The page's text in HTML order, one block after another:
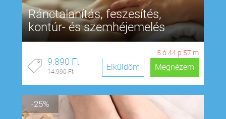
Ránctalanítás, feszesítés,
kontúr- és szemhéjemelés
5 ó44 p 56 m
9.890 Ft
14.990 Ft Megnézem
Elküldöm
-25%